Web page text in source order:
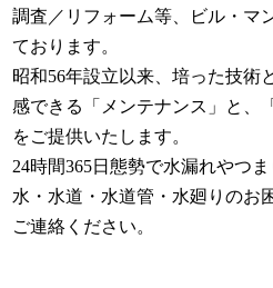
調査／リフォーム等、ビル・マ
ております。
昭和56年設立以来、培った技術
感できる「メンテナンス」と、
をご提供いたします。
24時間365日態勢で水漏れやつ
水・水道・水道管・水廻りのお
ご連絡ください。